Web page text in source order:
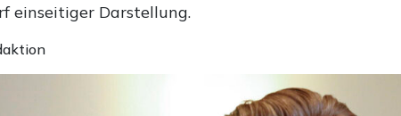
einseitiger Darstellung.